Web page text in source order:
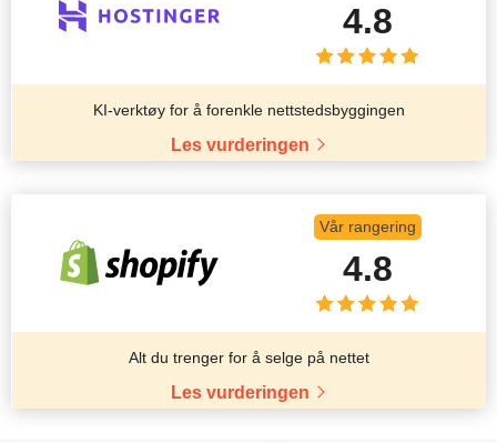
4.8
KI-verktøy for å forenkle nettstedsbyggingen
Les vurderingen
Vår rangering
4.8
Alt du trenger for å selge på nettet
Les vurderingen